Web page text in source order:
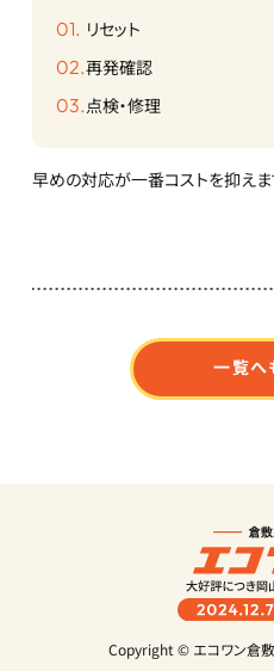
リセット
再発確認
点検・修理
早めの対応が一番コストを抑え
一覧へ
Copyright © エコワン倉